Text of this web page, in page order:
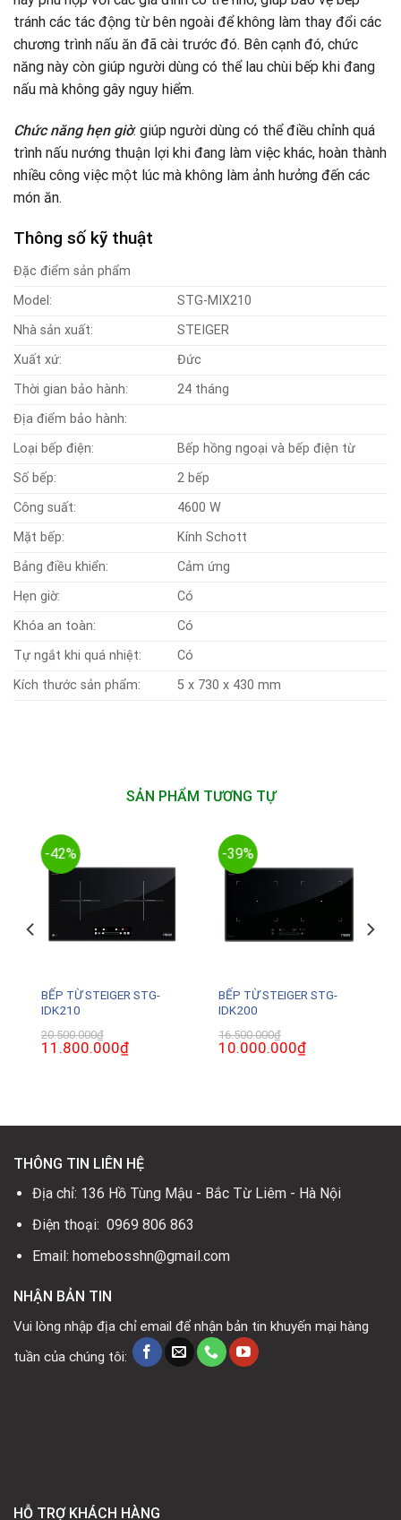
tránh các tác động từ bên ngoài để không làm thay đổi các
chương trình nấu ăn đã cài trước đó. Bên cạnh đó, chức
năng này còn giúp người dùng có thể lau chùi bếp khi đang
nấu mà không gây nguy hiểm.
Chức năng hẹn giờ: giúp người dùng có thể điều chỉnh quá
trình nấu nướng thuận lợi khi đang làm việc khác, hoàn thành
nhiều công việc một lúc mà không làm ảnh hưởng đến các
món ăn.
Thông số kỹ thuật
Đặc điểm sản phẩm
Model:
STG-MIX210
Nhà sản xuất:
STEIGER
Xuất xứ:
Đức
Thời gian bảo hành:
24 tháng
Địa điểm bảo hành:
Loại bếp điện:
Bếp hồng ngoại và bếp điện từ
Số bếp:
2 bếp
Công suất:
4600 W
Mặt bếp:
Kính Schott
Bảng điều khiển:
Cảm ứng
Hẹn giờ:
Có
Khóa an toàn:
Có
Tự ngắt khi quá nhiệt:
Có
Kích thước sản phẩm:
5 x 730 x 430 mm
SẢN PHẨM TƯƠNG TỰ
-42%
BẾP TỪ STEIGER STG-
IDK210
20.500.000₫
Giá
gốc
11.800.000₫Giá
hiện
-39%
BẾP TỪ STEIGER STG-
IDK200
16.500.000₫
Giá
gốc
10.000.000₫Giá
hiện
THÔNG TIN LIÊN HỆ
Địa chỉ: 136 Hồ Tùng Mậu - Bắc Từ Liêm - Hà Nội
Điện thoại: 0969 806 863
Email: homebosshn@gmail.com
NHẬN BẢN TIN
Vui lòng nhập địa chỉ email để nhận bản tin khuyến mại hàng
tuần của chúng tôi:
HỖ TRỢ KHÁCH HÀNG